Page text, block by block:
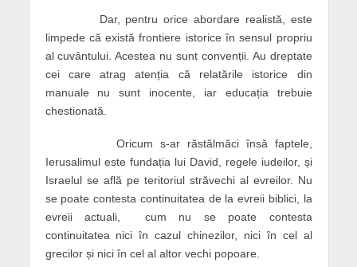
Dar, pentru orice abordare realistă, este
limpede că există frontiere istorice în sensul propriu
al cuvântului. Acestea nu sunt convenții. Au dreptate
cei care atrag atenția că relatările istorice din
manuale nu sunt inocente, iar educația trebuie
chestionată.
Oricum s-ar răstălmăci însă faptele,
Ierusalimul este fundația lui David, regele iudeilor, și
Israelul se află pe teritoriul străvechi al evreilor. Nu
se poate contesta continuitatea de la evreii biblici, la
evreii actuali, cum nu se poate contesta
continuitatea nici în cazul chinezilor, nici în cel al
grecilor și nici în cel al altor vechi popoare.